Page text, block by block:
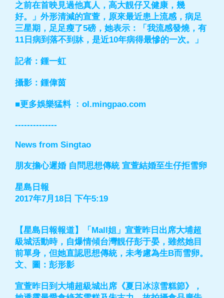
之前在首映見過他真人，高大靚仔又健康，幾
好。」外形清減的宣萱，原來最近患上流感，病足
三星期，足足瘦了5磅，她表示：「我流感發燒，有
11日病到落不到牀，是近10年病得最慘的一次。」
記者：鍾一虹
攝影：鍾偉茵
■更多娛樂猛料 ﹕ol.mingpao.com
--------------
News from Singtao
朋友擔心遲婚 自問思想傳統 宣萱結婚至生仔拒雪卵
星島日報
2017年7月18日 下午5:19
【星島日報報道】「Mall姐」宣萱昨日出席大埔超
級城活動時，自爆情傾台灣靚仔彭于晏，雖然她目
前單身，但她直認思想傳統，未考慮為生B而雪卵。
文、圖：彭形影
宣萱昨日到大埔超級城出席《夏日冰涼雪糕節》，